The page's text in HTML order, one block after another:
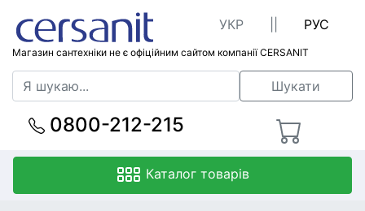
Магазин сантехніки не є офіційним сайтом компанії CERSANIT
УКР РУС
Шукати
0800-212-215
Каталог товарів